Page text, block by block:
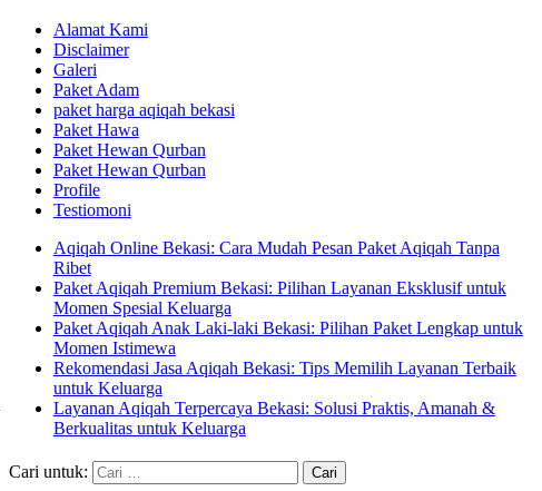
Alamat Kami
Disclaimer
Galeri
Paket Adam
paket harga aqiqah bekasi
Paket Hawa
Paket Hewan Qurban
Paket Hewan Qurban
Profile
Testiomoni
Aqiqah Online Bekasi: Cara Mudah Pesan Paket Aqiqah Tanpa
Ribet
Paket Aqiqah Premium Bekasi: Pilihan Layanan Eksklusif untuk
Momen Spesial Keluarga
Paket Aqiqah Anak Laki-laki Bekasi: Pilihan Paket Lengkap untuk
Momen Istimewa
Rekomendasi Jasa Aqiqah Bekasi: Tips Memilih Layanan Terbaik
untuk Keluarga
Layanan Aqiqah Terpercaya Bekasi: Solusi Praktis, Amanah &
Berkualitas untuk Keluarga
Cari untuk: